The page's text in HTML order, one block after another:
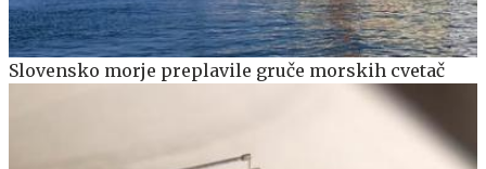
Slovensko morje preplavile gruče morskih cvetač